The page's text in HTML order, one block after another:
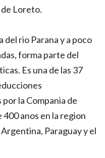
Loreto.
del rio Parana y a poco
forma parte del
Es una de las 37
la Compania de
anos en la region
Paraguay y el